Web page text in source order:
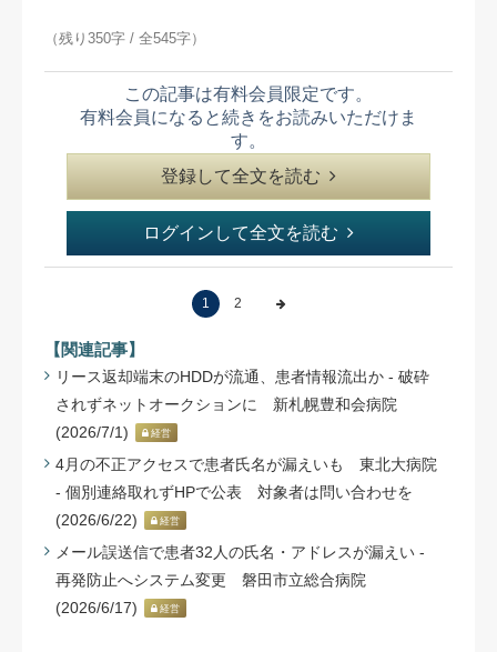
（残り350字 / 全545字）
この記事は有料会員限定です。
有料会員になると続きをお読みいただけま
す。
登録して全文を読む
ログインして全文を読む
1 2
【関連記事】
リース返却端末のHDDが流通、患者情報流出か - 破砕
されずネットオークションに 新札幌豊和会病院
(2026/7/1)
経営
4月の不正アクセスで患者氏名が漏えいも 東北大病院
- 個別連絡取れずHPで公表 対象者は問い合わせを
(2026/6/22)
経営
メール誤送信で患者32人の氏名・アドレスが漏えい -
再発防止へシステム変更 磐田市立総合病院
(2026/6/17)
経営